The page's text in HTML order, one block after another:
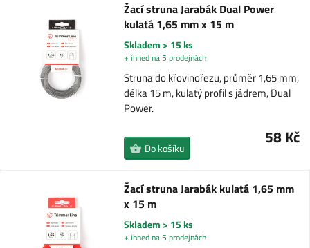
Žací struna Jarabák Dual Power
kulatá 1,65 mm x 15 m
Skladem > 15 ks
+ ihned na 5 prodejnách
Struna do křovinořezu, průměr 1,65 mm,
délka 15 m, kulatý profil s jádrem, Dual
Power.
58 Kč
Do košíku
Žací struna Jarabák kulatá 1,65 mm
x 15 m
Skladem > 15 ks
+ ihned na 5 prodejnách